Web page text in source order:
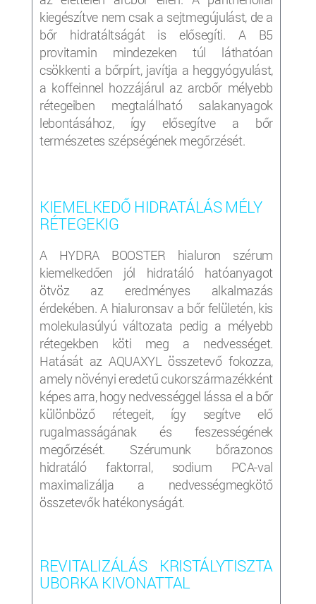
kiegészítve nem csak a sejtmegújulást, de a
bőr hidratáltságát is elősegíti. A B5
provitamin mindezeken túl láthatóan
csökkenti a bőrpírt, javítja a heggyógyulást,
a koffeinnel hozzájárul az arcbőr mélyebb
rétegeiben megtalálható salakanyagok
lebontásához, így elősegítve a bőr
természetes szépségének megőrzését.
KIEMELKEDŐ HIDRATÁLÁS MÉLY
RÉTEGEKIG
A HYDRA BOOSTER hialuron szérum
kiemelkedően jól hidratáló hatóanyagot
ötvöz az eredményes alkalmazás
érdekében. A hialuronsav a bőr felületén, kis
molekulasúlyú változata pedig a mélyebb
rétegekben köti meg a nedvességet.
Hatását az AQUAXYL összetevő fokozza,
amely növényi eredetű cukorszármazékként
képes arra, hogy nedvességgel lássa el a bőr
különböző rétegeit, így segítve elő
rugalmasságának és feszességének
megőrzését. Szérumunk bőrazonos
hidratáló faktorral, sodium PCA-val
maximalizálja a nedvességmegkötő
összetevők hatékonyságát.
REVITALIZÁLÁS KRISTÁLYTISZTA
UBORKA KIVONATTAL